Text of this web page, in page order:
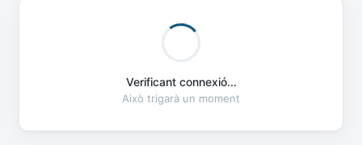
Verificant connexió...
Això trigarà un moment